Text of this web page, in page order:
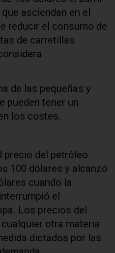
asciendan en el
reducir el consumo de
de carretillas
de las pequeñas y
pueden tener un
los costes.
precio del petróleo
100 dólares y alcanzó
cuando la
el
Los precios del
otra materia
dictados por las